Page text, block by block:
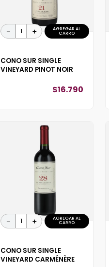
＋
－ AGREGAR AL
CARRO
CONO SUR SINGLE
VINEYARD PINOT NOIR
$16.790
＋
－ AGREGAR AL
CARRO
CONO SUR SINGLE
VINEYARD CARMÉNÈRE